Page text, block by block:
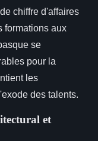
chiffre d'affaires
formations aux
se
pour la
les
des talents.
et